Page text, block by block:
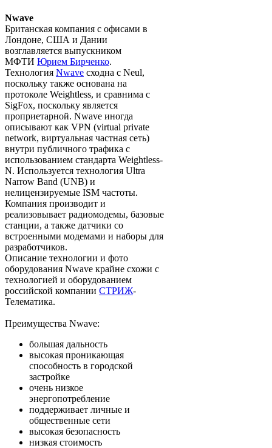
Nwave
Британская компания с офисами в
Лондоне, США и Дании
возглавляется выпускником
МФТИ Юрием Бирченко.
Технология Nwave сходна с Neul,
поскольку также основана на
протоколе Weightless, и сравнима с
SigFox, поскольку является
проприетарной. Nwave иногда
описывают как VPN (virtual private
network, виртуальная частная сеть)
внутри публичного трафика с
использованием стандарта Weightless-
N. Используется технология Ultra
Narrow Band (UNB) и
нелицензируемые ISM частоты.
Компания производит и
реализовывает радиомодемы, базовые
станции, а также датчики со
встроенными модемами и наборы для
разработчиков.
Описание технологии и фото
оборудования Nwave крайне схожи с
технологией и оборудованием
российской компании СТРИЖ-
Телематика.
Преимущества Nwave:
большая дальность
высокая проникающая
способность в городской
застройке
очень низкое
энергопотребление
поддерживает личные и
общественные сети
высокая безопасность
низкая стоимость